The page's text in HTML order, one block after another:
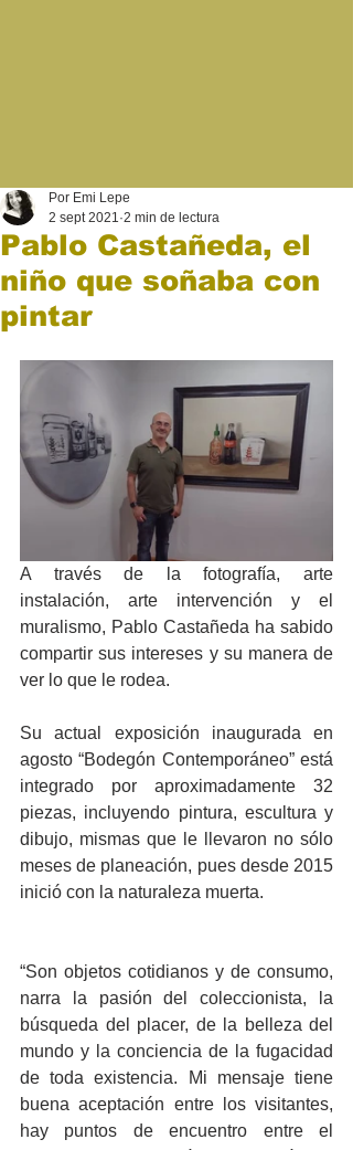
Pablo Castañeda, el
niño que soñaba con
pintar
Por Emi Lepe
2 sept 2021 2 min de lectura
A través de
la fotografía, arte
instalación, arte intervención y el
muralismo, Pablo Castañeda ha sabido
compartir sus intereses y su manera de
ver lo que le rodea.
Su actual exposición inaugurada en
agosto “Bodegón Contemporáneo” está
integrado por aproximadamente 32
piezas, incluyendo pintura, escultura y
dibujo, mismas que le llevaron no sólo
meses de planeación, pues desde 2015
inició con la naturaleza muerta.
“Son objetos cotidianos y de consumo,
narra la pasión del coleccionista, la
búsqueda del placer, de la belleza del
mundo y la conciencia de la fugacidad
de toda existencia. Mi mensaje tiene
buena aceptación entre los visitantes,
hay puntos de encuentro entre el